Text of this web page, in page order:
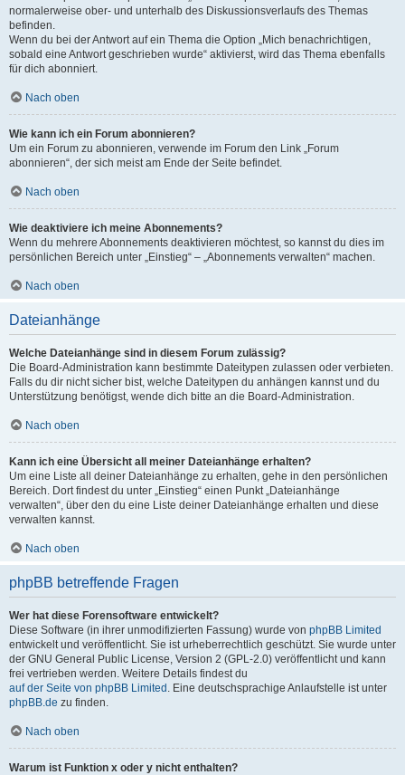
normalerweise ober- und unterhalb des Diskussionsverlaufs des Themas
befinden.
Wenn du bei der Antwort auf ein Thema die Option „Mich benachrichtigen,
sobald eine Antwort geschrieben wurde“ aktivierst, wird das Thema ebenfalls
für dich abonniert.
Nach oben
Wie kann ich ein Forum abonnieren?
Um ein Forum zu abonnieren, verwende im Forum den Link „Forum
abonnieren“, der sich meist am Ende der Seite befindet.
Nach oben
Wie deaktiviere ich meine Abonnements?
Wenn du mehrere Abonnements deaktivieren möchtest, so kannst du dies im
persönlichen Bereich unter „Einstieg“ – „Abonnements verwalten“ machen.
Nach oben
Dateianhänge
Welche Dateianhänge sind in diesem Forum zulässig?
Die Board-Administration kann bestimmte Dateitypen zulassen oder verbieten.
Falls du dir nicht sicher bist, welche Dateitypen du anhängen kannst und du
Unterstützung benötigst, wende dich bitte an die Board-Administration.
Nach oben
Kann ich eine Übersicht all meiner Dateianhänge erhalten?
Um eine Liste all deiner Dateianhänge zu erhalten, gehe in den persönlichen
Bereich. Dort findest du unter „Einstieg“ einen Punkt „Dateianhänge
verwalten“, über den du eine Liste deiner Dateianhänge erhalten und diese
verwalten kannst.
Nach oben
phpBB betreffende Fragen
Wer hat diese Forensoftware entwickelt?
Diese Software (in ihrer unmodifizierten Fassung) wurde von phpBB Limited
entwickelt und veröffentlicht. Sie ist urheberrechtlich geschützt. Sie wurde unter
der GNU General Public License, Version 2 (GPL-2.0) veröffentlicht und kann
frei vertrieben werden. Weitere Details findest du
auf der Seite von phpBB Limited . Eine deutschsprachige Anlaufstelle ist unter
phpBB.de zu finden.
Nach oben
Warum ist Funktion x oder y nicht enthalten?